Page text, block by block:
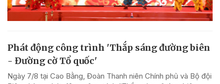
Phát động công trình 'Thắp sáng đường biên
- Đường cờ Tổ quốc'
Ngày 7/8 tại Cao Bằng, Đoàn Thanh niên Chính phủ và Bộ đội